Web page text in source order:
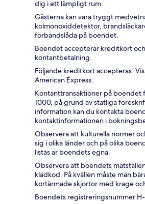
dig i ett lämpligt rum.
Gästerna kan vara tryggt
kolmonoxiddetektor,
förbandslåda på boendet.
Boendet accepterar kreditkort
kontantbetalning.
Följande kreditkort accepteras:
American Express.
Kontanttransaktioner på boendet
1000, på grund av statliga
information kan du kontakta
kontaktinformationen i
Observera att kulturella normer
sig i olika länder och på olika
listas är boendets egna.
Observera att boendets
klädkod. På kvällen måste män
kortärmade skjortor med krage
Boendets registreringsnummer